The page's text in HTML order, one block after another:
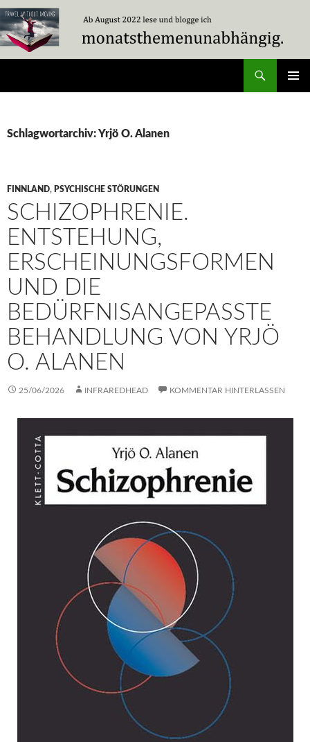
Zum
Inhalt
springen
Schlagwortarchiv: Yrjö O. Alanen
FINNLAND, PSYCHISCHE STÖRUNGEN
SCHIZOPHRENIE.
ENTSTEHUNG,
ERSCHEINUNGSFORMEN
UND DIE
BEDÜRFNISANGEPASSTE
BEHANDLUNG VON YRJÖ
O. ALANEN
25/06/2026 INFRAREDHEAD KOMMENTAR HINTERLASSEN